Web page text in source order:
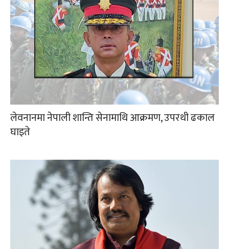
लेवनानमा नेपाली शान्ति सेनामाथि आक्रमण, उपरथी ढकाल
घाइते